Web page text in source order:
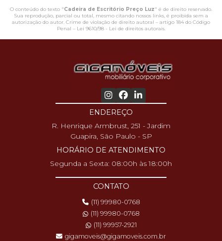
O conteúdo do texto "Cadeira de Escritório Preço Luz" é de direito reservado.
Sua reprodução, parcial ou total, mesmo citando nossos links, é proibida sem a
autorização do autor. Crime de violação de direito autoral – artigo 184 do Código
Penal – Lei 9610/98 - Lei de direitos autorais.
ENDEREÇO
R. Henrique Armbrust, 251 - Jardim
Guapira, São Paulo - SP
HORÁRIO DE ATENDIMENTO
Segunda a Sexta: 08:00h às 18:00h
CONTATO
(11) 99980-0768
(11) 99980-0768
(11) 99957-2921
gigamoveis@gigamoveis.com.br